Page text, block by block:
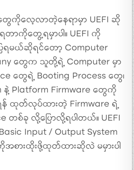
တွေကိုလေ့လာတဲ့နေရာမှာ UEFI ဆို
ာကိုတွေ့ရမှာပါ။ UEFI ကို
ြရမယ်ဆိုရင်တော့ Computer
တွေက သူတို့ရဲ့ Computer မှာ
တွေရဲ့ Booting Process တွေ၊
နဲ့ Platform Firmware တွေကို
န် ထုတ်လုပ်ထားတဲ့ Firmware ရဲ့
တစ်ခု လို့ပြောလို့ရပါတယ်။ UEFI
Input / Output System
အစားထိုးဖို့ထုတ်ထားဆိုလဲ မမှားပါ